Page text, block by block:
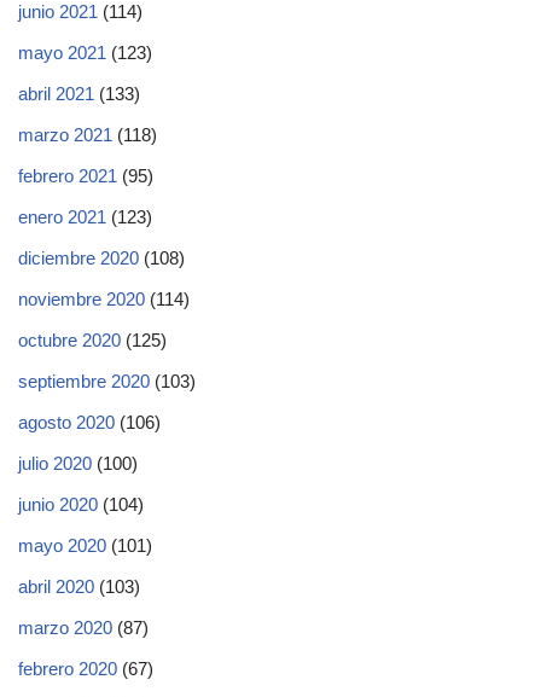
junio 2021 (114)
mayo 2021 (123)
abril 2021 (133)
marzo 2021 (118)
febrero 2021 (95)
enero 2021 (123)
diciembre 2020 (108)
noviembre 2020 (114)
octubre 2020 (125)
septiembre 2020 (103)
agosto 2020 (106)
julio 2020 (100)
junio 2020 (104)
mayo 2020 (101)
abril 2020 (103)
marzo 2020 (87)
febrero 2020 (67)